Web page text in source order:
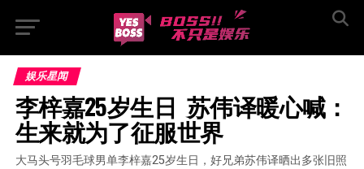
娱乐星闻
李梓嘉25岁生日  苏伟译暖心喊：
生来就为了征服世界
大马头号羽毛球男单李梓嘉25岁生日，好兄弟苏伟译晒出多张旧照